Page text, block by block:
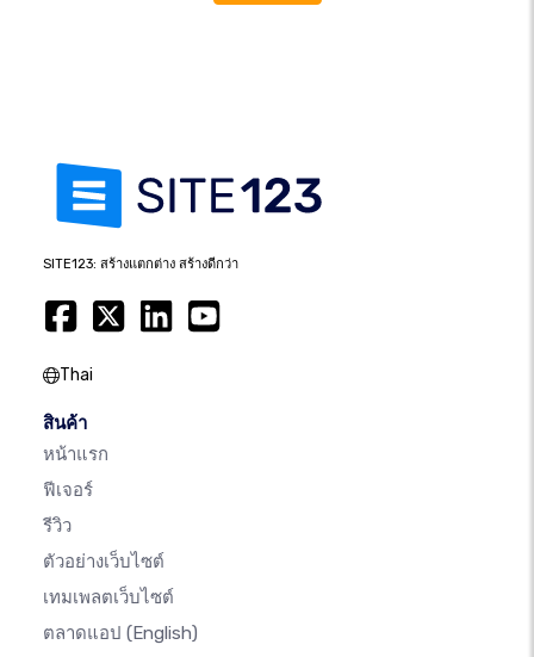
SITE123: สร้างแตกต่าง สร้างดีกว่า
Thai
สินค้า
หน้าแรก
ฟีเจอร์
รีวิว
ตัวอย่างเว็บไซต์
เทมเพลตเว็บไซต์
ตลาดแอป (English)